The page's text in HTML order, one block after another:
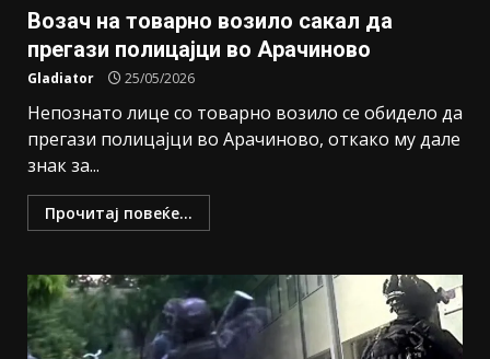
Возач на товарно возило сакал да
прегази полицајци во Арачиново
Gladiator 25/05/2026
Непознато лице со товарно возило се обидело да
прегази полицајци во Арачиново, откако му дале
знак за...
Прочитај повеќе...